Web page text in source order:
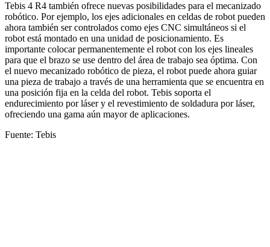
Tebis 4 R4 también ofrece nuevas posibilidades para el mecanizado
robótico. Por ejemplo, los ejes adicionales en celdas de robot pueden
ahora también ser controlados como ejes CNC simultáneos si el
robot está montado en una unidad de posicionamiento. Es
importante colocar permanentemente el robot con los ejes lineales
para que el brazo se use dentro del área de trabajo sea óptima. Con
el nuevo mecanizado robótico de pieza, el robot puede ahora guiar
una pieza de trabajo a través de una herramienta que se encuentra en
una posición fija en la celda del robot. Tebis soporta el
endurecimiento por láser y el revestimiento de soldadura por láser,
ofreciendo una gama aún mayor de aplicaciones.
Fuente: Tebis